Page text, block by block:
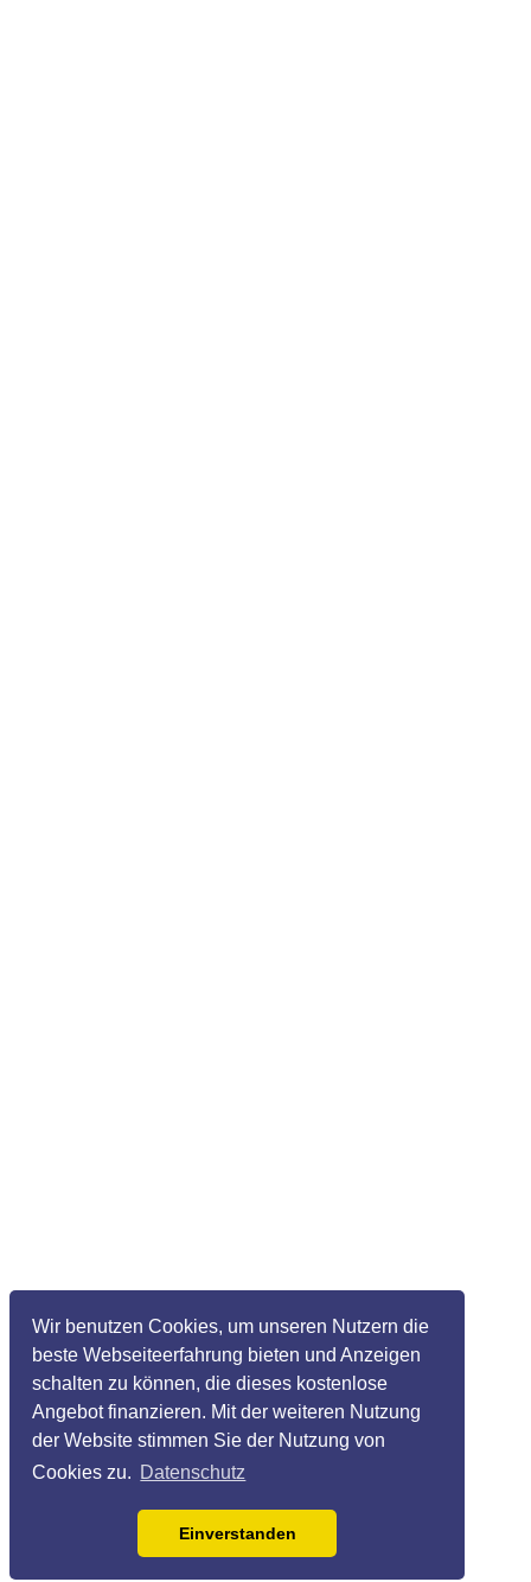
Wir benutzen Cookies, um unseren Nutzern die
beste Webseiteerfahrung bieten und Anzeigen
schalten zu können, die dieses kostenlose
Angebot finanzieren. Mit der weiteren Nutzung
der Website stimmen Sie der Nutzung von
Cookies zu. Datenschutz
Einverstanden